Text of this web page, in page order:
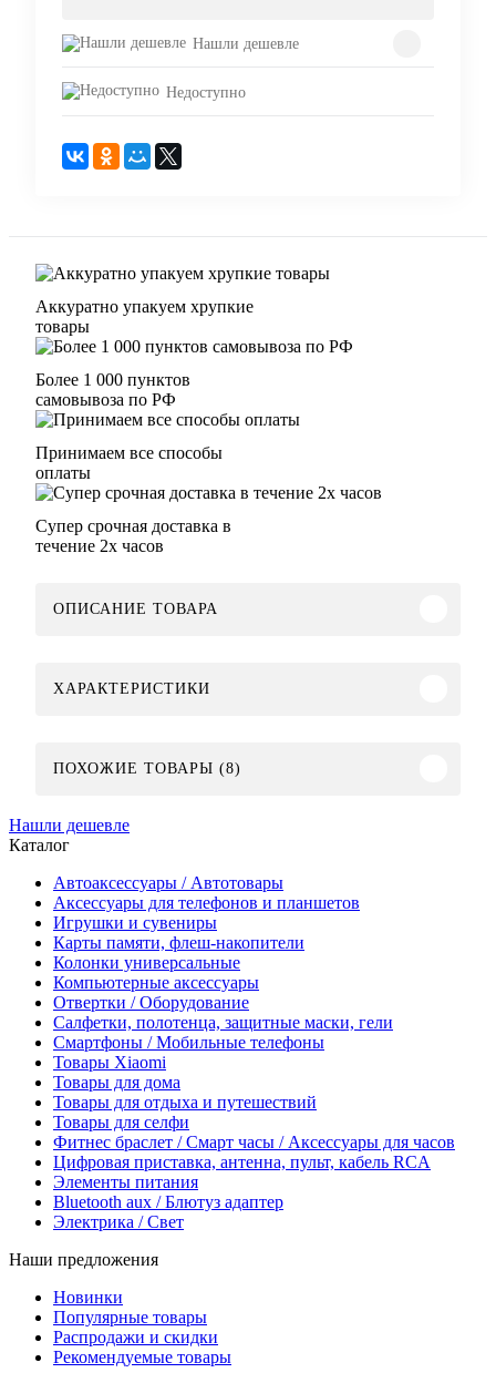
Нашли дешевле
Недоступно
Аккуратно упакуем хрупкие
товары
Более 1 000 пунктов
самовывоза по РФ
Принимаем все способы
оплаты
Супер срочная доставка в
течение 2х часов
ОПИСАНИЕ ТОВАРА
ХАРАКТЕРИСТИКИ
ПОХОЖИЕ ТОВАРЫ (8)
Нашли дешевле
Каталог
Автоаксессуары / Автотовары
Аксессуары для телефонов и планшетов
Игрушки и сувениры
Карты памяти, флеш-накопители
Колонки универсальные
Компьютерные аксессуары
Отвертки / Оборудование
Салфетки, полотенца, защитные маски, гели
Смартфоны / Мобильные телефоны
Товары Xiaomi
Товары для дома
Товары для отдыха и путешествий
Товары для селфи
Фитнес браслет / Смарт часы / Аксессуары для часов
Цифровая приставка, антенна, пульт, кабель RCA
Элементы питания
Bluetooth aux / Блютуз адаптер
Электрика / Свет
Наши предложения
Новинки
Популярные товары
Распродажи и скидки
Рекомендуемые товары